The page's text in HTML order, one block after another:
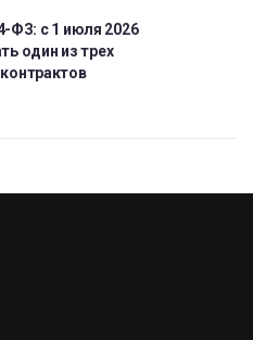
ФЗ: с 1 июля 2026
один из трех